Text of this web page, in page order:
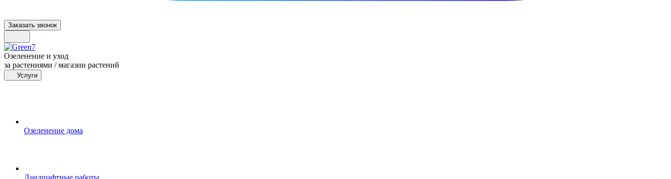
Заказать звонок
Озеленение и уход
за растениями / магазин растений
Услуги
Озеленение дома
Ландшафтные работы